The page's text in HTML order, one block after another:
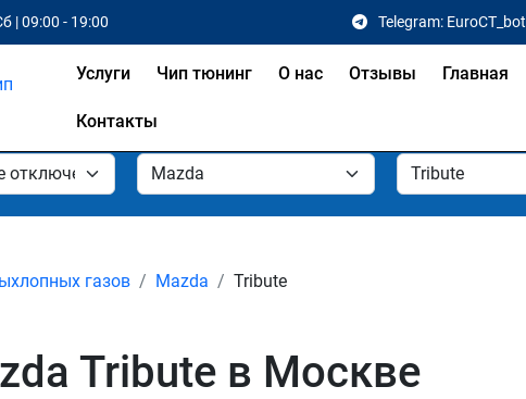
| 09:00 - 19:00 Telegram: EuroCT_bot
Услуги Чип тюнинг О нас Отзывы Главная
Контакты
газов Mazda Tribute
Tribute в Москве